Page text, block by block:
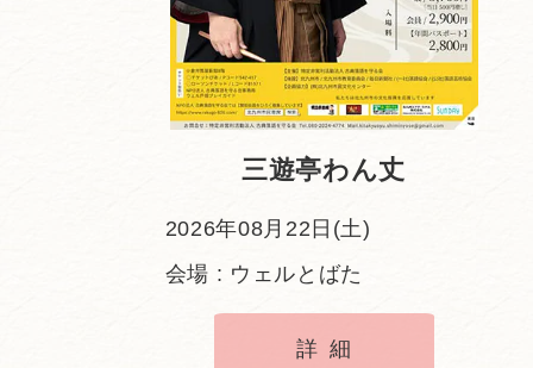
三遊亭わん丈
2026年08月22日(土)
会場 : ウェルとばた
詳細